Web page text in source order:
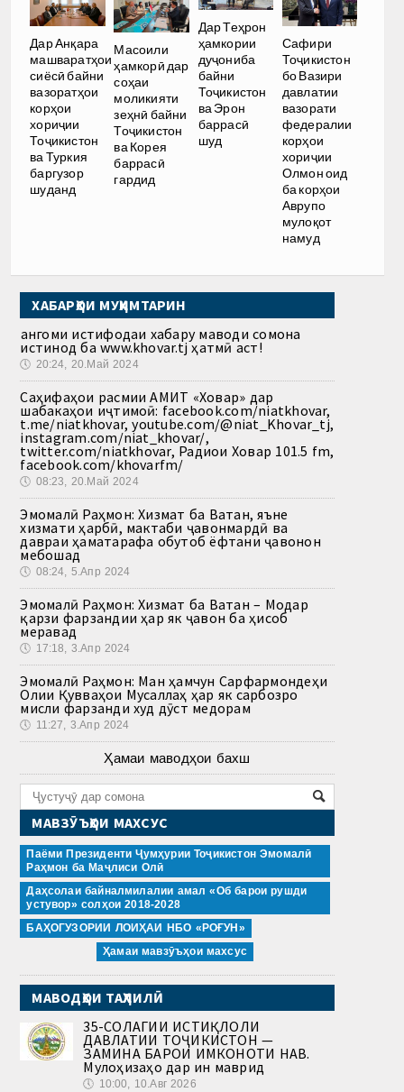
Дар Анқара
машваратҳои
сиёсӣ байни
вазоратҳои
корҳои
хориҷии
Тоҷикистон
ва Туркия
баргузор
шуданд
Масоили
ҳамкорӣ дар
соҳаи
моликияти
зеҳнӣ байни
Тоҷикистон
ва Корея
баррасӣ
гардид
Дар Теҳрон
ҳамкории
дуҷониба
байни
Тоҷикистон
ва Эрон
баррасӣ
шуд
Сафири
Тоҷикистон
бо Вазири
давлатии
вазорати
федералии
корҳои
хориҷии
Олмон оид
ба корҳои
Аврупо
мулоқот
намуд
ХАБАРҲОИ МУҲИМТАРИН
Ҳангоми истифодаи хабару маводи сомона
истинод ба www.khovar.tj ҳатмӣ аст!
🕔 20:24, 20.Май 2024
Саҳифаҳои расмии АМИТ «Ховар» дар
шабакаҳои иҷтимоӣ: facebook.com/niatkhovar,
t.me/niatkhovar, youtube.com/@niat_Khovar_tj,
instagram.com/niat_khovar/,
twitter.com/niatkhovar, Радиои Ховар 101.5 fm,
facebook.com/khovarfm/
🕔 08:23, 20.Май 2024
Эмомалӣ Раҳмон: Хизмат ба Ватан, яъне
хизмати ҳарбӣ, мактаби ҷавонмардӣ ва
давраи ҳаматарафа обутоб ёфтани ҷавонон
мебошад
🕔 08:24, 5.Апр 2024
Эмомалӣ Раҳмон: Хизмат ба Ватан – Модар
қарзи фарзандии ҳар як ҷавон ба ҳисоб
меравад
🕔 17:18, 3.Апр 2024
Эмомалӣ Раҳмон: Ман ҳамчун Сарфармондеҳи
Олии Қувваҳои Мусаллаҳ ҳар як сарбозро
мисли фарзанди худ дӯст медорам
🕔 11:27, 3.Апр 2024
Ҳамаи маводҳои бахш
МАВЗӮЪҲОИ МАХСУС
Паёми Президенти Ҷумҳурии Тоҷикистон Эмомалӣ
Раҳмон ба Маҷлиси Олӣ
Даҳсолаи байналмилалии амал «Об барои рушди
устувор» солҳои 2018-2028
БАҲОГУЗОРИИ ЛОИҲАИ НБО «РОҒУН»
Ҳамаи мавзӯъҳои махсус
МАВОДҲОИ ТАҲЛИЛӢ
35-СОЛАГИИ ИСТИҚЛОЛИ
ДАВЛАТИИ ТОҶИКИСТОН —
ЗАМИНА БАРОИ ИМКОНОТИ НАВ.
Мулоҳизаҳо дар ин маврид
🕔 10:00, 10.Авг 2026